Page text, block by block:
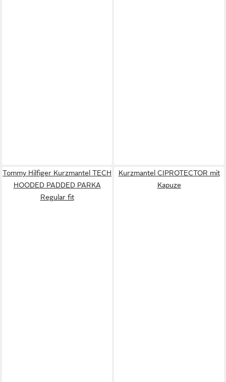
Tommy Hilfiger Kurzmantel TECH
HOODED PADDED PARKA
Regular fit
Kurzmantel CIPROTECTOR mit
Kapuze